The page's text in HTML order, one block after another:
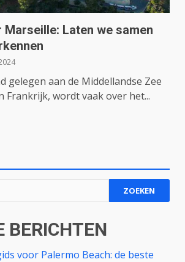
Marseille: Laten we samen
gelegen aan de Middellandse Zee
Frankrijk, wordt vaak over het...
BERICHTEN
voor Palermo Beach: de beste